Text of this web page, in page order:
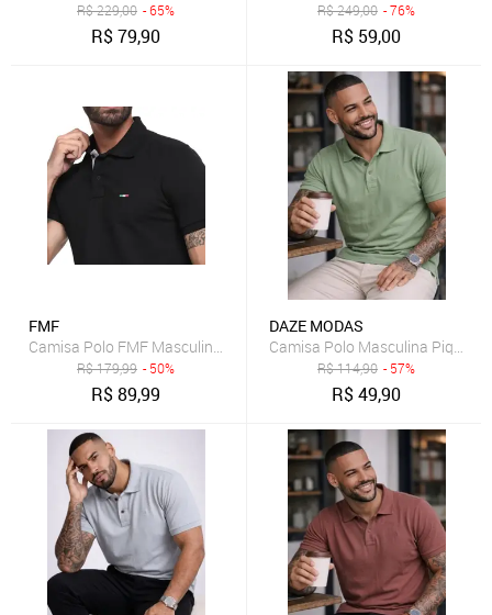
R$229,00 - 65%
R$79,90
R$249,00 - 76%
R$ 59,00
FMF
Camisa Polo FMF Masculina Básica Industrie Piquet no Estilo
R$179,99 - 50%
R$89,99
DAZE MODAS
Camisa Polo Masculina Piquet
R$114,90 - 57%
R$49,90